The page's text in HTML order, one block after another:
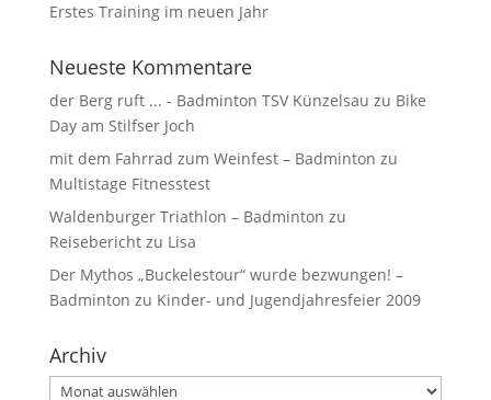
Erstes Training im neuen Jahr
Neueste Kommentare
der Berg ruft ... - Badminton TSV Künzelsau zu Bike
Day am Stilfser Joch
mit dem Fahrrad zum Weinfest – Badminton zu
Multistage Fitnesstest
Waldenburger Triathlon – Badminton zu
Reisebericht zu Lisa
Der Mythos „Buckelestour“ wurde bezwungen! –
Badminton zu Kinder- und Jugendjahresfeier 2009
Archiv